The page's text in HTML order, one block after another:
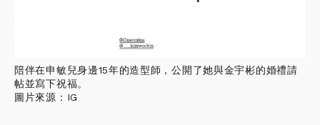
陪伴在申敏兒身邊15年的造型師，公開了她與金宇彬的婚禮請
帖並寫下祝福。
圖片來源：IG